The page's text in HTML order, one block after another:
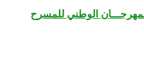
الوطني للمسرح